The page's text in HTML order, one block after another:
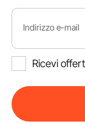
Indirizzo e-mail
Ricevi